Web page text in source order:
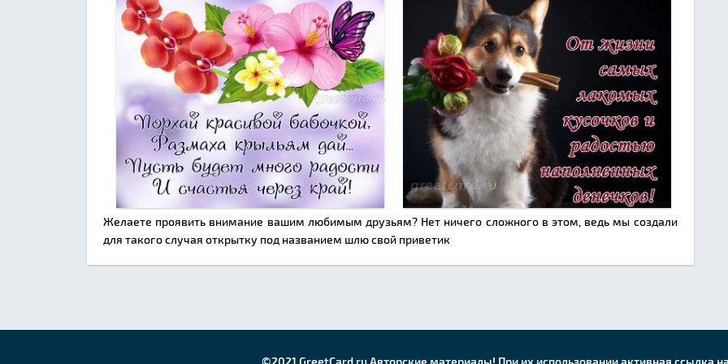
Желаете проявить внимание вашим любимым друзьям? Нет ничего сложного в этом, ведь мы создали
для такого случая открытку под названием шлю свой приветик